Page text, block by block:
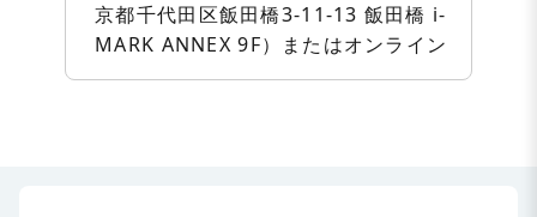
京都千代田区飯田橋3-11-13 飯田橋 i-
MARK ANNEX 9F）またはオンライン